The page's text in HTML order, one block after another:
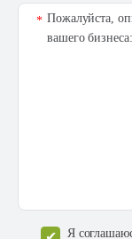
Пожалуйста,
вашего бизнеса:
*
Я